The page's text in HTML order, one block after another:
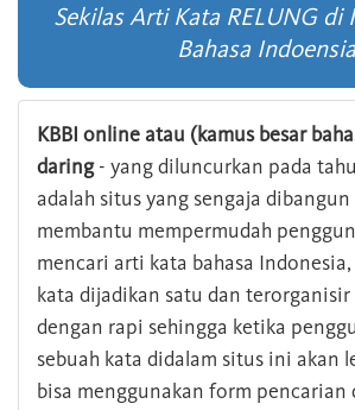
Sekilas Arti Kata RELUNG di
Bahasa Indoensia
KBBI online atau (kamus besar
daring- yang diluncurkan pada
adalah situs yang sengaja
membantu mempermudah
mencari arti kata bahasa
kata dijadikan satu dan terorganisir
dengan rapi sehingga ketika
sebuah kata didalam situs ini akan
bisa menggunakan form pencarian